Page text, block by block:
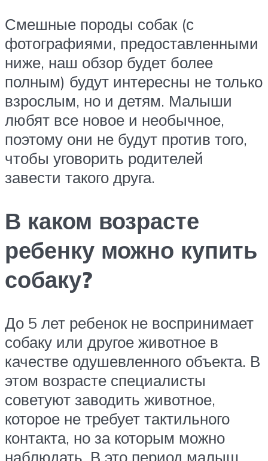
Смешные породы собак (с
фотографиями, предоставленными
ниже, наш обзор будет более
полным) будут интересны не только
взрослым, но и детям. Малыши
любят все новое и необычное,
поэтому они не будут против того,
чтобы уговорить родителей
завести такого друга.
В каком возрасте
ребенку можно купить
собаку?
До 5 лет ребенок не воспринимает
собаку или другое животное в
качестве одушевленного объекта. В
этом возрасте специалисты
советуют заводить животное,
которое не требует тактильного
контакта, но за которым можно
наблюдать. В это период малыш